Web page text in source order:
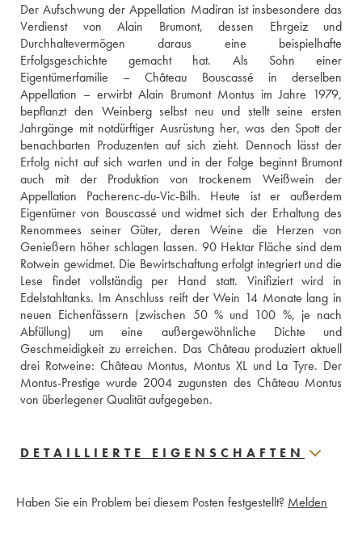
Der Aufschwung der Appellation Madiran ist insbesondere das
Verdienst von Alain Brumont, dessen Ehrgeiz und
Durchhaltevermögen daraus eine beispielhafte
Erfolgsgeschichte gemacht hat. Als Sohn einer
Eigentümerfamilie – Château Bouscassé in derselben
Appellation – erwirbt Alain Brumont Montus im Jahre 1979,
bepflanzt den Weinberg selbst neu und stellt seine ersten
Jahrgänge mit notdürftiger Ausrüstung her, was den Spott der
benachbarten Produzenten auf sich zieht. Dennoch lässt der
Erfolg nicht auf sich warten und in der Folge beginnt Brumont
auch mit der Produktion von trockenem Weißwein der
Appellation Pacherenc-du-Vic-Bilh. Heute ist er außerdem
Eigentümer von Bouscassé und widmet sich der Erhaltung des
Renommees seiner Güter, deren Weine die Herzen von
Genießern höher schlagen lassen. 90 Hektar Fläche sind dem
Rotwein gewidmet. Die Bewirtschaftung erfolgt integriert und die
Lese findet vollständig per Hand statt. Vinifiziert wird in
Edelstahltanks. Im Anschluss reift der Wein 14 Monate lang in
neuen Eichenfässern (zwischen 50 % und 100 %, je nach
Abfüllung) um eine außergewöhnliche Dichte und
Geschmeidigkeit zu erreichen. Das Château produziert aktuell
drei Rotweine: Château Montus, Montus XL und La Tyre. Der
Montus-Prestige wurde 2004 zugunsten des Château Montus
von überlegener Qualität aufgegeben.
DETAILLIERTE EIGENSCHAFTEN
Haben Sie ein Problem bei diesem Posten festgestellt? Melden